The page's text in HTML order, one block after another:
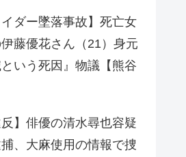
イダー墜落事故】死亡女
藤優花さん（21）身元
いう死因』物議【熊谷
反】俳優の清水尋也容疑
、大麻使用の情報で捜